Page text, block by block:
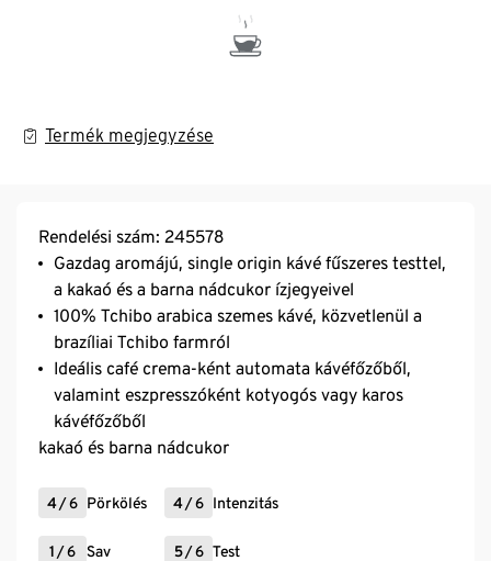
Termék megjegyzése
Rendelési szám: 245578
Gazdag aromájú, single origin kávé fűszeres testtel,
a kakaó és a barna nádcukor ízjegyeivel
100% Tchibo arabica szemes kávé, közvetlenül a
brazíliai Tchibo farmról
Ideális café crema-ként automata kávéfőzőből,
valamint eszpresszóként kotyogós vagy karos
kávéfőzőből
kakaó és barna nádcukor
4/6 Pörkölés 4/6 Intenzitás
1 /6 Sav 5 /6 Test